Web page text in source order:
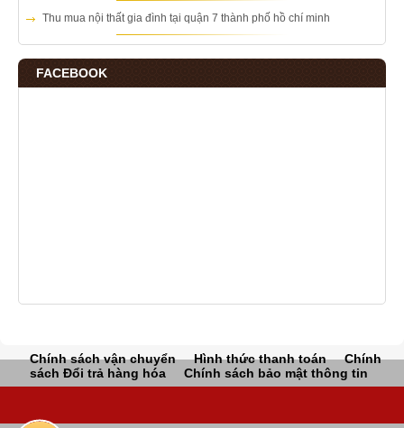
Thu mua nội thất gia đình tại quận 7 thành phố hồ chí minh
FACEBOOK
Chính sách vận chuyển Hình thức thanh toán
Chính
sách Đổi trả hàng hóa
Chính sách bảo mật thông tin